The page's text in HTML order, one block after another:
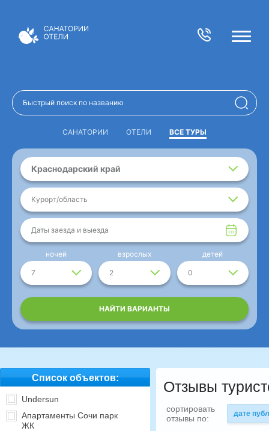
САНАТОРИИ ОТЕЛИ ВСЕ ТУРЫ
Краснодарский край
Курорт/область
Даты заезда и выезда
7
ночей
2
взрослых
0
детей
НАЙТИ ВАРИАНТЫ
Список объектов:
Undersun
Апартаменты Сочи парк
ЖК
Отзывы
сортировать
отзывы по:
дате